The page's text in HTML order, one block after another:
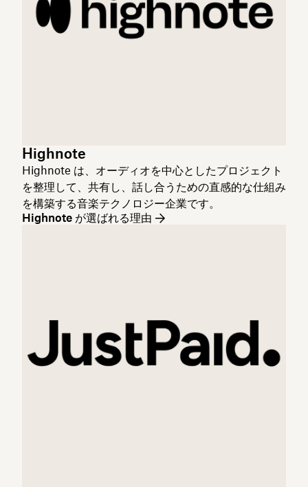
Highnote
Highnote は、オーディオを中心としたプロジェクト
を整理して、共有し、話し合うための直感的な仕組み
を構築する音楽テクノロジー企業です。
Highnote が選ばれる理由